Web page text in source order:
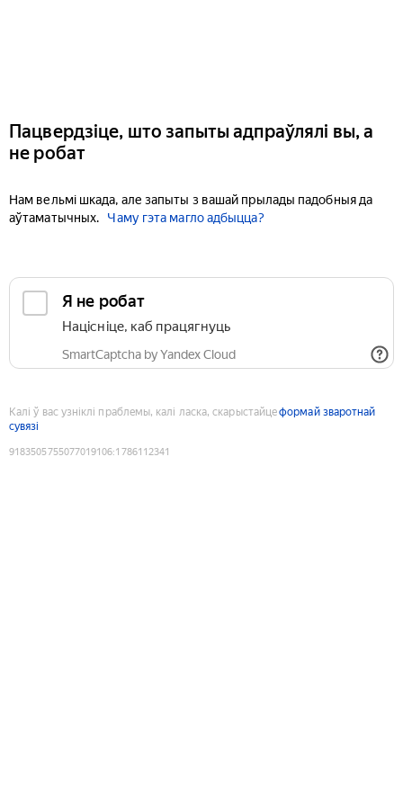
Пацвердзіце, што запыты адпраўлялі вы, а
не робат
Нам вельмі шкада, але запыты з вашай прылады падобныя да
аўтаматычных.
Чаму гэта магло адбыцца?
Я не робат
Націсніце, каб працягнуць
SmartCaptcha by Yandex Cloud
Калі ў вас узніклі праблемы, калі ласка, скарыстайцеформай зваротнай
сувязі
9183505755077019106:1786112341